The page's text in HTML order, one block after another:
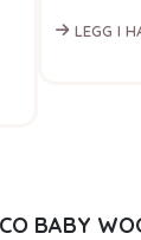
LEGG I
BABY